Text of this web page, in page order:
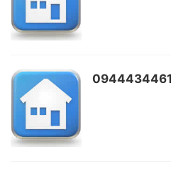
0944434461